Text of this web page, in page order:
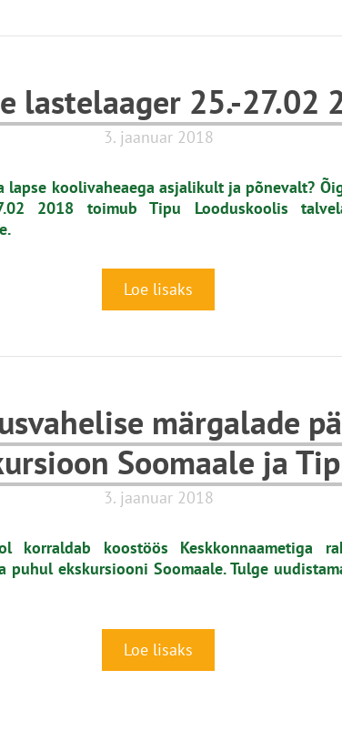
lastelaager 25.-27.02
3. jaanuar 2018
lapse koolivaheaega asjalikult ja põnevalt?
2018 toimub Tipu Looduskoolis
Loe lisaks
märgalade
Soomaale ja
3. jaanuar 2018
korraldab koostöös Keskkonnaametiga
puhul ekskursiooni Soomaale. Tulge
Loe lisaks